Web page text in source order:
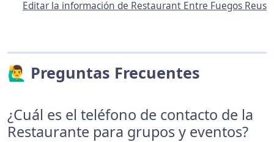
Editar la información de Restaurant Entre Fuegos Reus
🙋‍♂️ Preguntas Frecuentes
¿Cuál es el teléfono de contacto de la
Restaurante para grupos y eventos?